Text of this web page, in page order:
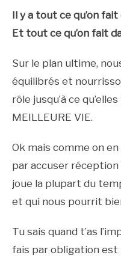
Il y a tout ce qu’on fait
Et tout ce qu’on fait
Sur le plan ultime,
équilibrés et
rôle jusqu’à ce
MEILLEURE VIE.
Ok mais comme on
par accuser
joue la plupart du
et qui nous pourrit
Tu sais quand t’as
fais par obligation